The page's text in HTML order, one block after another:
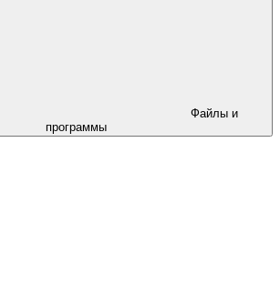
программы